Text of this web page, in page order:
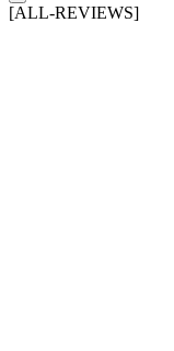
[ALL-REVIEWS]